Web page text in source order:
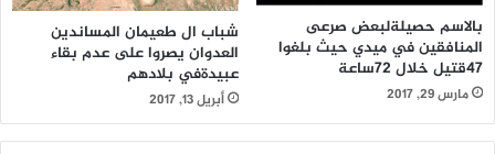
بالاسم حصيلةلبعض صرعى
المنافقين في ميدي حيث بلغوا
47قتيل خلال 72ساعة
مارس 29, 2017
شباب ال طعيمان المساندين
العدوان يصروا على عدم بقاء
عبيدةفي بلادهم
أبريل 13, 2017